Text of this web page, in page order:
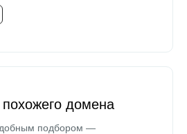
похожего домена
подбором —